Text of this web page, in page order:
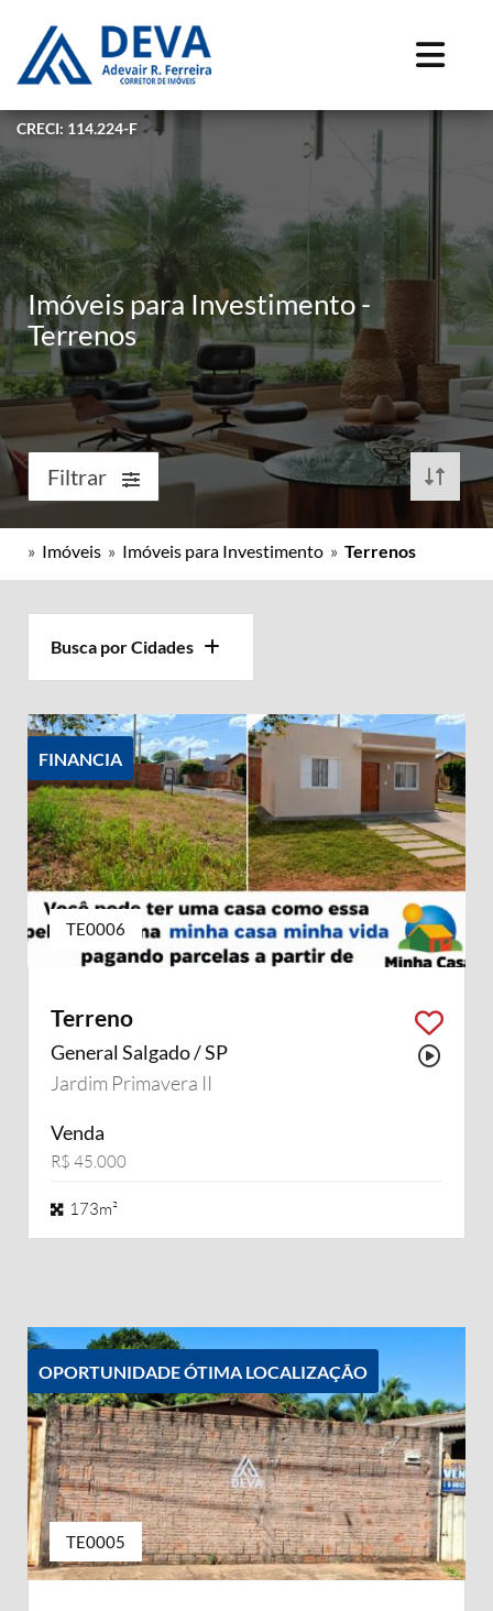
CRECI: 114.224-F
Imóveis para Investimento -
Terrenos
Filtrar
» Imóveis » Imóveis para Investimento » Terrenos
Busca por Cidades
FINANCIA
TE0006
Terreno
General Salgado / SP
Jardim Primavera II
Venda
R$ 45.000
173m²
OPORTUNIDADE ÓTIMA LOCALIZAÇÃO
TE0005